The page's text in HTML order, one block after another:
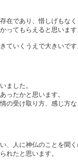
在であり、惜しげもなく
ってもらえると思いま
ていくうえで大きいで
ました。
ったかと思います。
の受け取り方、感じ方
、人に神仏のことを聞
れたと思います。